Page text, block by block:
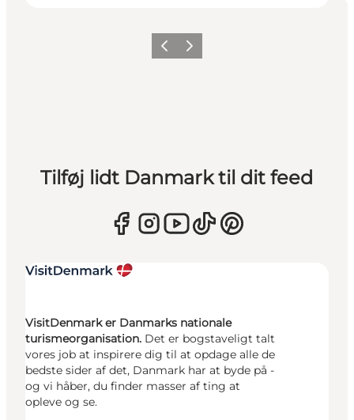
ForrigeNæste
Tilføj lidt Danmark til dit feed
VisitDenmark er Danmarks nationale
turismeorganisation. Det er bogstaveligt talt
vores job at inspirere dig til at opdage alle de
bedste sider af det, Danmark har at byde på -
og vi håber, du finder masser af ting at
opleve og se.